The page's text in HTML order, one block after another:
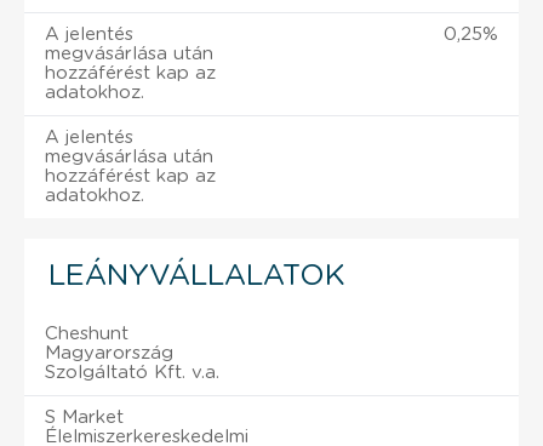
A jelentés
megvásárlása után
hozzáférést kap az
adatokhoz.
0,25%
A jelentés
megvásárlása után
hozzáférést kap az
adatokhoz.
LEÁNYVÁLLALATOK
Cheshunt
Magyarország
Szolgáltató Kft. v.a.
S Market
Élelmiszerkereskedelmi